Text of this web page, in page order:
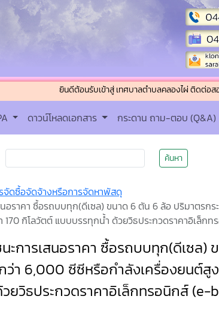
ยินดีต้อนรับเข้าสู่ เทศบาลตำบลคลองไผ่ ติดต่อสอบถาม โ
ดาวน์โหลดเอกสาร กระดาน ถาม-ตอบ (Q&A)
ค้นหา
จัดซื้อจัดจ้างหรือการจัดหาพัสดุ
อราคา ซื้อรถบบทุก(ดีเซล) ขนาด 6 ตัน 6 ล้อ ปริมาตรก
170 กิโลวัตต์ แบบบรรทุกน้ำ ด้วยวิธประกวดราคาอิเล็ก
ะการเสนอราคา ซื้อรถบบทุก(ดีเซล)
า 6,000 ซีซีหรือกำลังเครื่องยนต์สู
ยวิธประกวดราคาอิเล็กทรอนิกส์ (e-